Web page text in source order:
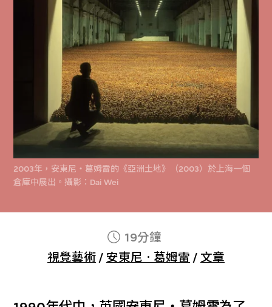
2003年，安東尼‧葛姆雷的《亞洲土地》（2003）於上海一個
倉庫中展出。攝影：Dai Wei
19分鐘
視覺藝術 / 安東尼ㆍ葛姆雷 / 文章